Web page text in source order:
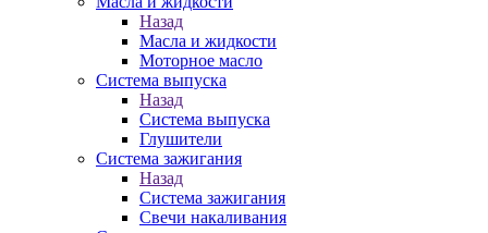
Назад
Масла и жидкости
Моторное масло
Система выпуска
Назад
Система выпуска
Глушители
Система зажигания
Назад
Система зажигания
Свечи накаливания